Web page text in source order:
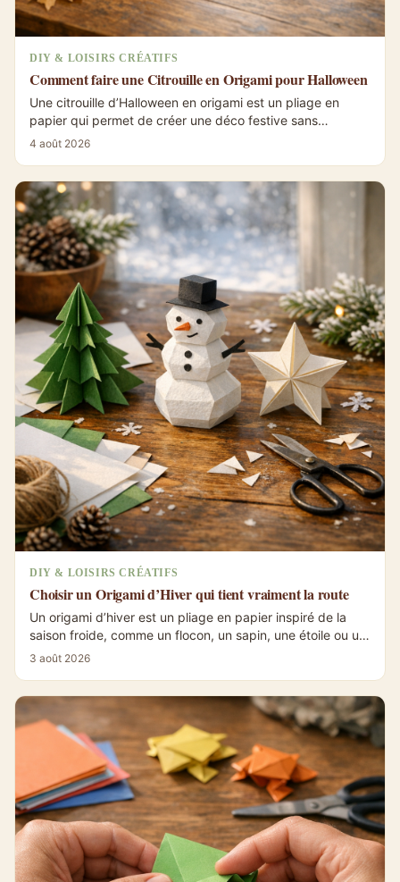
DIY & LOISIRS CRÉATIFS
Comment faire une Citrouille en Origami pour Halloween
Une citrouille d’Halloween en origami est un pliage en
papier qui permet de créer une déco festive sans
découpe complexe. Le plus important...
4 août 2026
DIY & LOISIRS CRÉATIFS
Choisir un Origami d’Hiver qui tient vraiment la route
Un origami d’hiver est un pliage en papier inspiré de la
saison froide, comme un flocon, un sapin, une étoile ou un
bonhomme de neige. Le...
3 août 2026